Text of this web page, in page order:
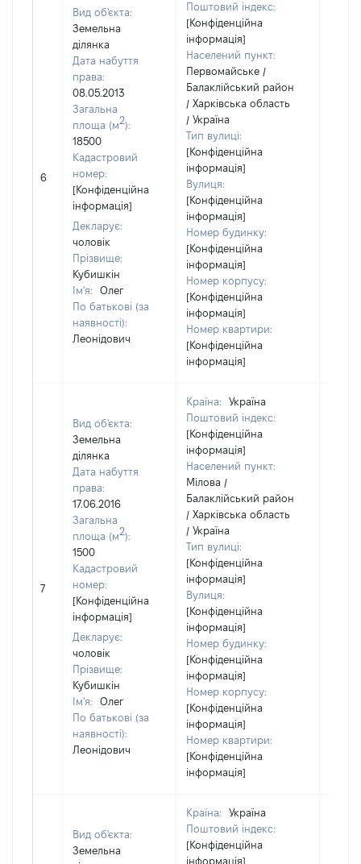
6
Вид об'єкта:
Земельна
ділянка
Дата набуття
права:
08.05.2013
Загальна
площа (м2):
18500
Кадастровий
номер:
[Конфіденційна
інформація]
Декларує:
чоловік
Прізвище:
Кубишкін
Ім'я:
Олег
По батькові (за
наявності):
Леонідович
Поштовий індекс:
[Конфіденційна
інформація]
Населений пункт:
Первомайське /
Балаклійський район
/ Харківська область
/ Україна
Тип вулиці:
[Конфіденційна
інформація]
Вулиця:
[Конфіденційна
інформація]
Номер будинку:
[Конфіденційна
інформація]
Номер корпусу:
[Конфіденційна
інформація]
Номер квартири:
[Конфіденційна
інформація]
7
Вид об'єкта:
Земельна
ділянка
Дата набуття
права:
17.06.2016
Загальна
площа (м2):
1500
Кадастровий
номер:
[Конфіденційна
інформація]
Декларує:
чоловік
Прізвище:
Кубишкін
Ім'я:
Олег
По батькові (за
наявності):
Леонідович
Країна:
Україна
Поштовий індекс:
[Конфіденційна
інформація]
Населений пункт:
Мілова /
Балаклійський район
/ Харківська область
/ Україна
Тип вулиці:
[Конфіденційна
інформація]
Вулиця:
[Конфіденційна
інформація]
Номер будинку:
[Конфіденційна
інформація]
Номер корпусу:
[Конфіденційна
інформація]
Номер квартири:
[Конфіденційна
інформація]
Вид об'єкта:
Земельна
Країна:
Україна
Поштовий індекс:
[Конфіденційна
інформація]